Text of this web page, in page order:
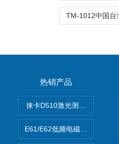
热销产品
徕卡D510激光测距仪
E61/E62低频电磁场强度分析